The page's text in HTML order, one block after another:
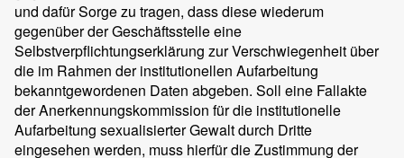
und dafür Sorge zu tragen, dass diese wiederum
gegenüber der Geschäftsstelle eine
Selbstverpflichtungserklärung zur Verschwiegenheit über
die im Rahmen der institutionellen Aufarbeitung
bekanntgewordenen Daten abgeben. Soll eine Fallakte
der Anerkennungskommission für die institutionelle
Aufarbeitung sexualisierter Gewalt durch Dritte
eingesehen werden, muss hierfür die Zustimmung der